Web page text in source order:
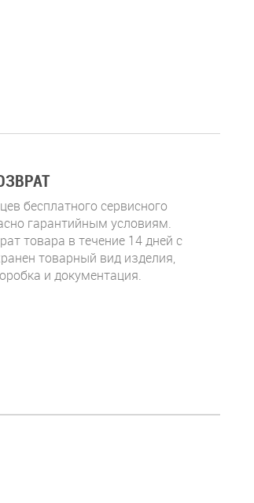
бесплатного сервисного
гарантийным условиям.
товара в течение 14 дней с
товарный вид изделия,
и документация.